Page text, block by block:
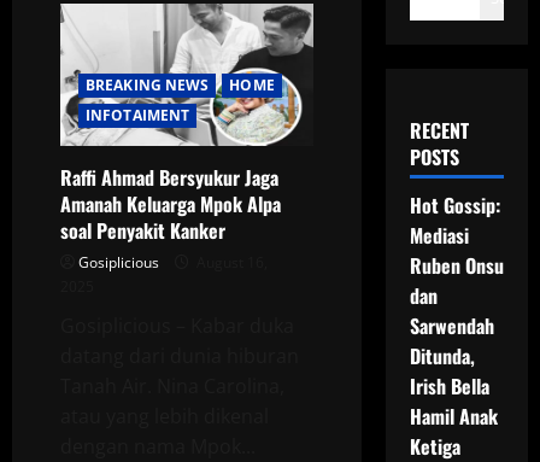
BREAKING NEWS
HOME
INFOTAIMENT
Raffi Ahmad Bersyukur Jaga
Amanah Keluarga Mpok Alpa
soal Penyakit Kanker
Gosiplicious
RECENT
POSTS
Hot Gossip:
Mediasi
Ruben Onsu
dan
Sarwendah
Ditunda,
Irish Bella
Hamil Anak
Ketiga